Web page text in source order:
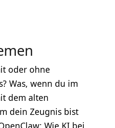
oder ohne
Was, wenn du im
dem alten
dein Zeugnis bist
Wie KI bei